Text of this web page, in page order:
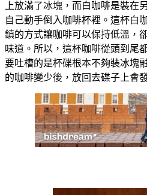
上放滿了冰塊，而白咖啡是裝在
自己動手倒入咖啡杯裡。這杯白
鎮的方式讓咖啡可以保持低溫，
味道。所以，這杯咖啡從頭到尾
要吐槽的是杯碟根本不夠裝冰塊
的咖啡變少後，放回去碟子上會
⭐